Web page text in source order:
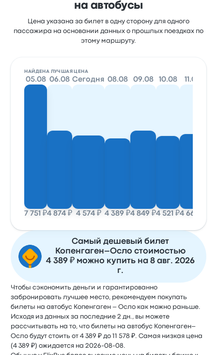
на автобусы
Цена указана за билет в одну сторону для одного
пассажира на основании данных о прошлых поездках по
этому маршруту.
НАЙДЕНА ЛУЧШАЯ ЦЕНА
05.08
7 751 ₽
06.08
4 874 ₽
Сегодня
4 574 ₽
08.08
4 389 ₽
09.08
4 849 ₽
10.08
4 521 ₽
11.08
4 663 ₽
Самый дешевый билет
Копенгаген–Осло стоимостью
4 389 ₽ можно купить на 8 авг. 2026
г.
Чтобы сэкономить деньги и гарантированно
забронировать лучшее место, рекомендуем покупать
билеты на автобус Копенгаген – Осло как можно раньше.
Исходя из данных за последние 2 дн., вы можете
рассчитывать на то, что билеты на автобус Копенгаген–
Осло будут стоить от 4 389 ₽ до 11 578 ₽. Самая низкая цена
(4 389 ₽) ожидается на 2026-08-08.